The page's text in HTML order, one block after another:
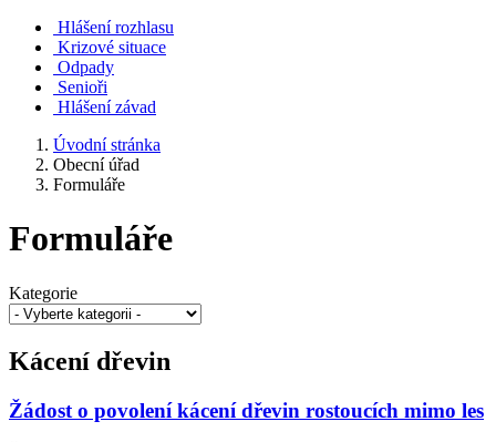
Hlášení rozhlasu
Krizové situace
Odpady
Senioři
Hlášení závad
Úvodní stránka
Obecní úřad
Formuláře
Formuláře
Kategorie
Kácení dřevin
Žádost o povolení kácení dřevin rostoucích mimo les